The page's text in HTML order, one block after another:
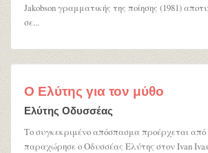
Jakobson γραμματικής της ποίησης (1981)
σε...
Ο Ελύτης για τον μύθο
Ελύτης Οδυσσέας
Το συγκεκριμένο απόσπασμα προέρχεται από
παραχώρησε ο Οδυσσέας Ελύτης στον Ivan